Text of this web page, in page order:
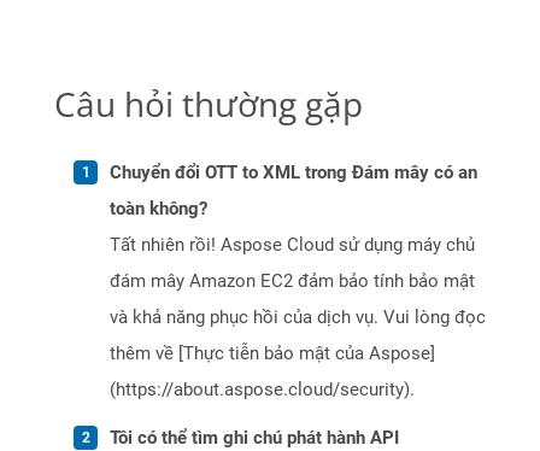
Câu hỏi thường gặp
Chuyển đổi OTT to XML trong Đám mây có an
toàn không?
Tất nhiên rồi! Aspose Cloud sử dụng máy chủ
đám mây Amazon EC2 đảm bảo tính bảo mật
và khả năng phục hồi của dịch vụ. Vui lòng đọc
thêm về [Thực tiễn bảo mật của Aspose]
(https://about.aspose.cloud/security).
Tôi có thể tìm ghi chú phát hành API